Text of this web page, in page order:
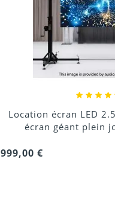
Location écran LED
écran géant plein
999,00 €